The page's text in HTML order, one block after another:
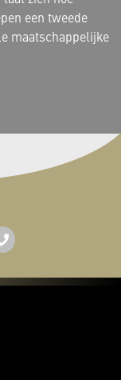
een tweede
maatschappelijke